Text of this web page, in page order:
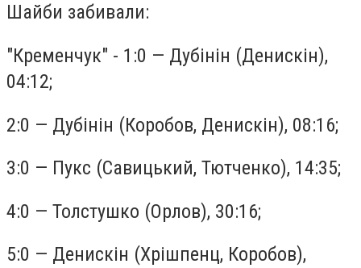
Шайби забивали:
"Кременчук" - 1:0 — Дубінін (Денискін),
04:12;
2:0 — Дубінін (Коробов, Денискін), 08:16;
3:0 — Пукс (Савицький, Тютченко), 14:35;
4:0 — Толстушко (Орлов), 30:16;
5:0 — Денискін (Хрішпенц, Коробов),